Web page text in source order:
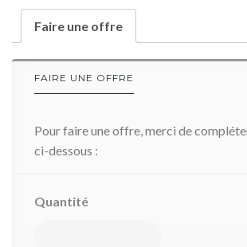
Faire une offre
FAIRE UNE OFFRE
Pour faire une offre, merci de
ci-dessous :
Quantité